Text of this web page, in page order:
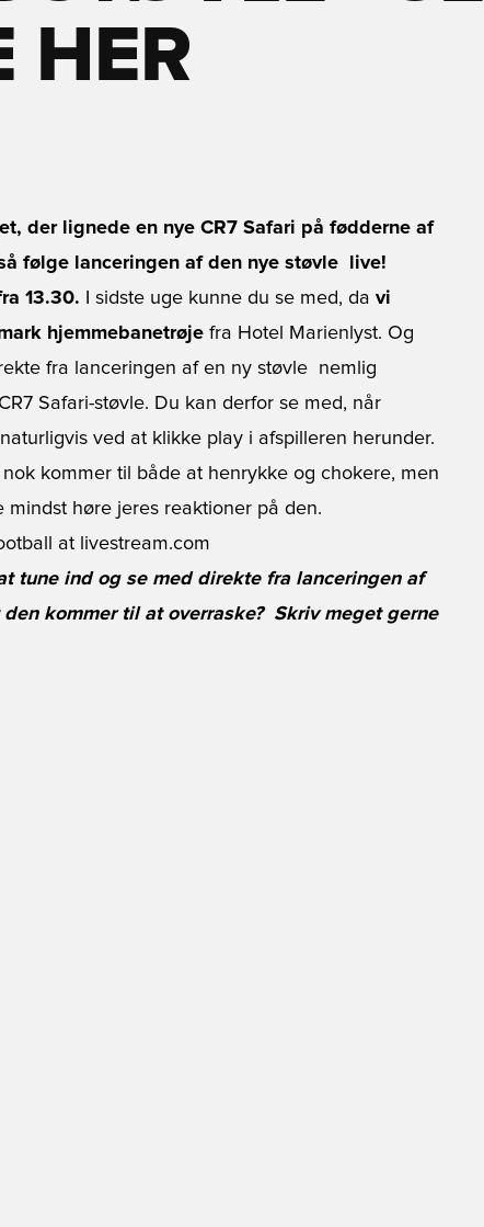
HER
der lignede en nye CR7 Safari på fødderne af
følge lanceringen af den nye støvle  live!
13.30. I sidste uge kunne du se med, da vi
hjemmebanetrøje fra Hotel Marienlyst. Og
fra lanceringen af en ny støvle  nemlig
CR7 Safari-støvle. Du kan derfor se med, når
ved at klikke play i afspilleren herunder.
kommer til både at henrykke og chokere, men
mindst høre jeres reaktioner på den.
at livestream.com
tune ind og se med direkte fra lanceringen af
kommer til at overraske?  Skriv meget gerne